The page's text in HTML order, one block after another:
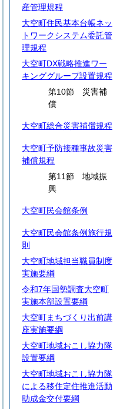
産管理規程
大空町住民基本台帳ネッ
トワークシステム委託管
理規程
大空町DX戦略推進ワー
キンググループ設置規程
第10節 災害補
償
大空町総合災害補償規程
大空町予防接種事故災害
補償規程
第11節 地域振
興
大空町民会館条例
大空町民会館条例施行規
則
大空町地域担当職員制度
実施要綱
令和7年国勢調査大空町
実施本部設置要綱
大空町まちづくり出前講
座実施要綱
大空町地域おこし協力隊
設置要綱
大空町地域おこし協力隊
による移住定住推進活動
助成金交付要綱